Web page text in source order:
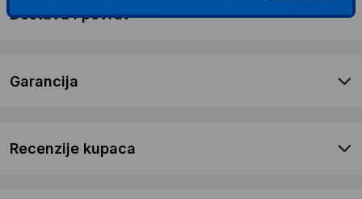
Dostava i povrat
Garancija
Recenzije kupaca